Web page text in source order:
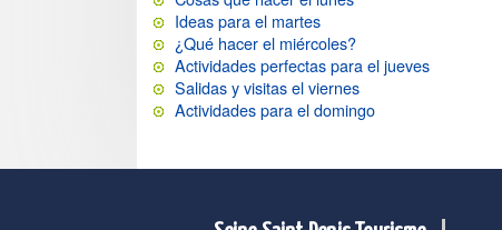
Ideas para el martes
¿Qué hacer el miércoles?
Actividades perfectas para el jueves
Salidas y visitas el viernes
Actividades para el domingo